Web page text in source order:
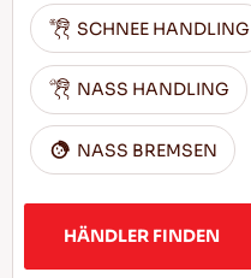
SCHNEE HANDLING
NASS HANDLING
NASS BREMSEN
HÄNDLER FINDEN